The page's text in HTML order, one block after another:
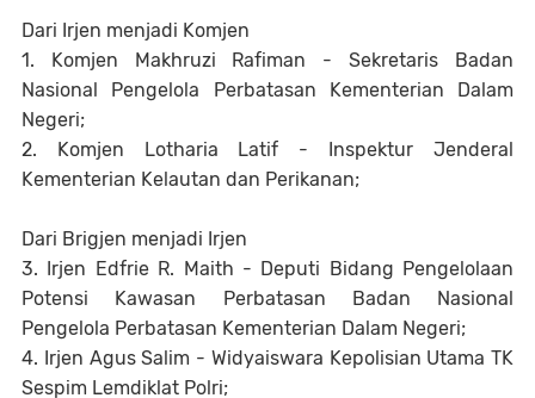
Dari Irjen menjadi Komjen
1. Komjen Makhruzi Rafiman - Sekretaris Badan
Nasional Pengelola Perbatasan Kementerian Dalam
Negeri;
2. Komjen Lotharia Latif - Inspektur Jenderal
Kementerian Kelautan dan Perikanan;
Dari Brigjen menjadi Irjen
3. Irjen Edfrie R. Maith - Deputi Bidang Pengelolaan
Potensi Kawasan Perbatasan Badan Nasional
Pengelola Perbatasan Kementerian Dalam Negeri;
4. Irjen Agus Salim - Widyaiswara Kepolisian Utama TK
Sespim Lemdiklat Polri;